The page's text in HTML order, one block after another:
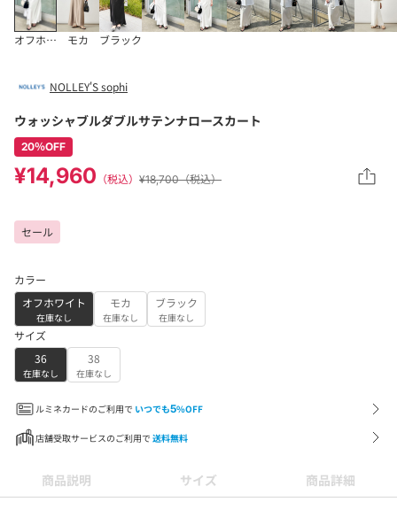
オフホワイトモカ ブラック
NOLLEY'S sophi
ウォッシャブルダブルサテンナロースカート
20％OFF
¥14,960 （税込） ¥18,700（税込）
セール
カラー
オフホワイト
在庫なし
モカ
在庫なし
ブラック
在庫なし
サイズ
36
在庫なし
38
在庫なし
ルミネカードのご利用で いつでも5%OFF
店舗受取サービスのご利用で 送料無料
商品説明 サイズ 商品詳細